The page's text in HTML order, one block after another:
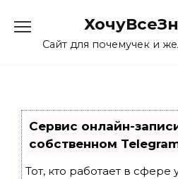
contentСайт для почемучек и
Сервис онлайн-
собственном
Тот, кто работает в сфере